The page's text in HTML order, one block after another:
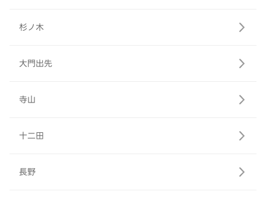
杉ノ木
大門出先
寺山
十二田
長野